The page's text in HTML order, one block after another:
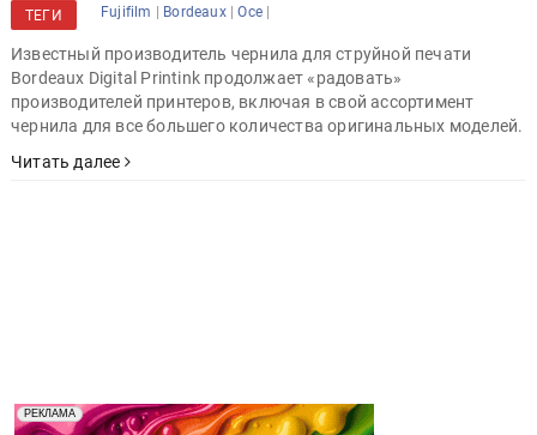
ТЕГИ Fujifilm | Bordeaux|Oce |
Известный производитель чернила для струйной печати
Bordeaux Digital Printink продолжает «радовать»
производителей принтеров, включая в свой ассортимент
чернила для все большего количества оригинальных моделей.
Читать далее
РЕКЛАМА
Реклама. Рекламодатель ООО "Передовые Системы
Печати" erid: 2SDnjd2d4Qz